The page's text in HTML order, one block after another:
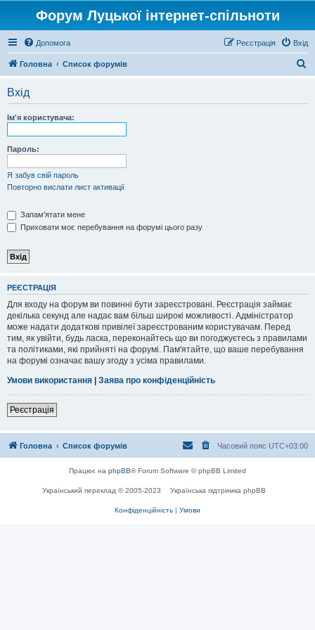
Форум Луцької інтернет-спільноти
Допомога Вхід
Реєстрація
Головна Список форумів
Вхід
Ім'я користувача:
Пароль:
Я забув свій пароль
Повторно вислати лист активації
Запам'ятати мене
Приховати моє перебування на форумі цього разу
РЕЄСТРАЦІЯ
Для входу на форум ви повинні бути зареєстровані. Реєстрація займає
декілька секунд але надає вам більш широкі можливості. Адміністратор
може надати додаткові привілеї зареєстрованим користувачам. Перед
тим, як увійти, будь ласка, переконайтесь що ви погоджуєтесь з правилами
та політиками, які прийняті на форумі. Пам'ятайте, що ваше перебування
на форумі означає вашу згоду з усіма правилами.
Умови використання | Заява про конфіденційність
Реєстрація
Головна Список форумів Часовий пояс UTC+03:00
Працює на phpBB® Forum Software © phpBB Limited
Український переклад © 2005-2023 Українська підтримка phpBB
Конфіденційність | Умови